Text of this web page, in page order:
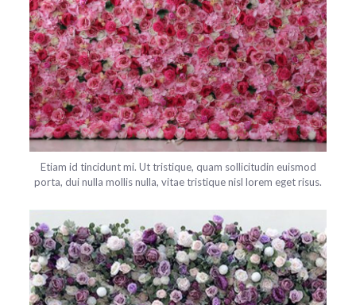
Etiam id tincidunt mi. Ut tristique, quam sollicitudin euismod
porta, dui nulla mollis nulla, vitae tristique nisl lorem eget risus.